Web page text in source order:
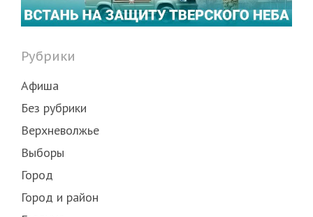
Рубрики
Афиша
Без рубрики
Верхневолжье
Выборы
Город
Город и район